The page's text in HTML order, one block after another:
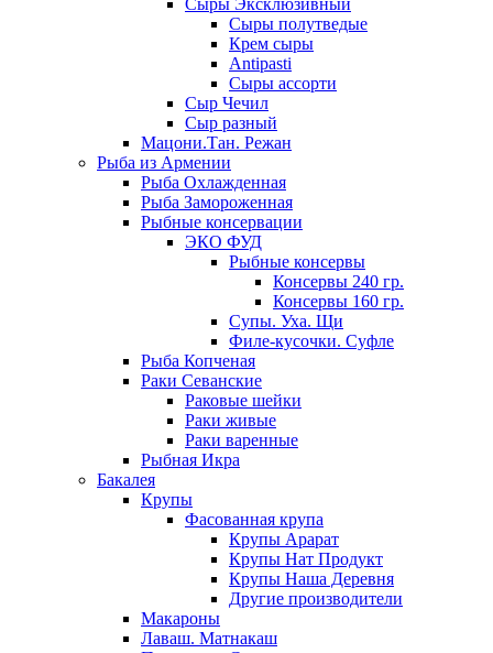
Сыры Эксклюзивный
Сыры полутведые
Крем сыры
Antipasti
Сыры ассорти
Сыр Чечил
Сыр разный
Мацони.Тан. Режан
Рыба из Армении
Рыба Охлажденная
Рыба Замороженная
Рыбные консервации
ЭКО ФУД
Рыбные консервы
Консервы 240 гр.
Консервы 160 гр.
Супы. Уха. Щи
Филе-кусочки. Суфле
Рыба Копченая
Раки Севанские
Раковые шейки
Раки живые
Раки варенные
Рыбная Икра
Бакалея
Крупы
Фасованная крупа
Крупы Арарат
Крупы Нат Продукт
Крупы Наша Деревня
Другие производители
Макароны
Лаваш. Матнакаш